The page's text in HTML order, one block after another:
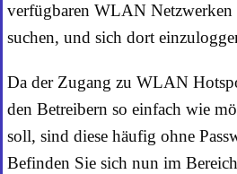
verfügbaren WLAN
suchen, und sich dort
Da der Zugang zu WLAN
den Betreibern so einfach wie
soll, sind diese häufig ohne
Befinden Sie sich nun im